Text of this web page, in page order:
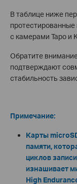
В таблице ниже
с камерами Tapo и
Обратите
подтверждают
стабильность
Примечание:
Карты
памяти,
циклов
изнашивает
High